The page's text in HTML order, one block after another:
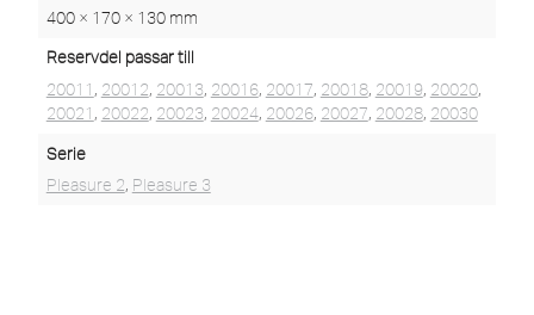
400 × 170 × 130 mm
Reservdel passar till
20011 , 20012, 20013, 20016, 20017, 20018, 20019, 20020,
20021 , 20022, 20023, 20024, 20026, 20027, 20028, 20030
Serie
Pleasure 2, Pleasure 3